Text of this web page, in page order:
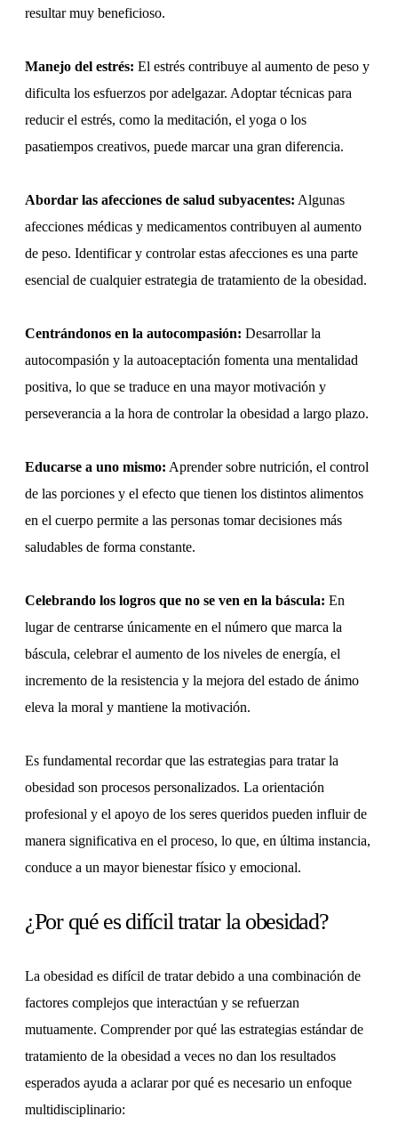
resultar muy beneficioso.
Manejo del estrés: El estrés contribuye al aumento de peso y
dificulta los esfuerzos por adelgazar. Adoptar técnicas para
reducir el estrés, como la meditación, el yoga o los
pasatiempos creativos, puede marcar una gran diferencia.
Abordar las afecciones de salud subyacentes: Algunas
afecciones médicas y medicamentos contribuyen al aumento
de peso. Identificar y controlar estas afecciones es una parte
esencial de cualquier estrategia de tratamiento de la obesidad.
Centrándonos en la autocompasión: Desarrollar la
autocompasión y la autoaceptación fomenta una mentalidad
positiva, lo que se traduce en una mayor motivación y
perseverancia a la hora de controlar la obesidad a largo plazo.
Educarse a uno mismo: Aprender sobre nutrición, el control
de las porciones y el efecto que tienen los distintos alimentos
en el cuerpo permite a las personas tomar decisiones más
saludables de forma constante.
Celebrando los logros que no se ven en la báscula: En
lugar de centrarse únicamente en el número que marca la
báscula, celebrar el aumento de los niveles de energía, el
incremento de la resistencia y la mejora del estado de ánimo
eleva la moral y mantiene la motivación.
Es fundamental recordar que las estrategias para tratar la
obesidad son procesos personalizados. La orientación
profesional y el apoyo de los seres queridos pueden influir de
manera significativa en el proceso, lo que, en última instancia,
conduce a un mayor bienestar físico y emocional.
¿Por qué es difícil tratar la obesidad?
La obesidad es difícil de tratar debido a una combinación de
factores complejos que interactúan y se refuerzan
mutuamente. Comprender por qué las estrategias estándar de
tratamiento de la obesidad a veces no dan los resultados
esperados ayuda a aclarar por qué es necesario un enfoque
multidisciplinario: